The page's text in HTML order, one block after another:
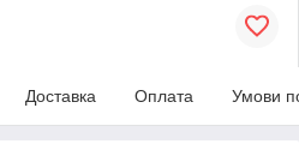
Доставка Оплата Умови